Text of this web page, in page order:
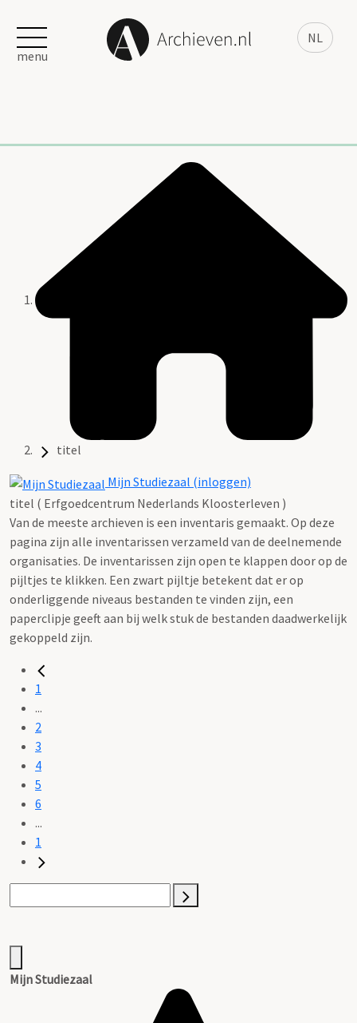
NL
menu
titel
Mijn Studiezaal (inloggen)
titel ( Erfgoedcentrum Nederlands Kloosterleven )
Van de meeste archieven is een inventaris gemaakt. Op deze
pagina zijn alle inventarissen verzameld van de deelnemende
organisaties. De inventarissen zijn open te klappen door op de
pijltjes te klikken. Een zwart pijltje betekent dat er op
onderliggende niveaus bestanden te vinden zijn, een
paperclipje geeft aan bij welk stuk de bestanden daadwerkelijk
gekoppeld zijn.
1
...
2
3
4
5
6
...
1
Mijn Studiezaal